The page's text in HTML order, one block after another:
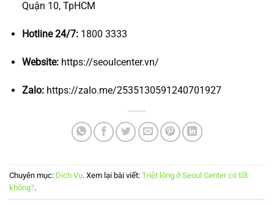
Quận 10, TpHCM
Hotline 24/7: 1800 3333
Website:https://seoulcenter.vn/
Zalo:https://zalo.me/2535130591240701927
Chuyên mục: Dịch Vụ. Xem lại bài viết: Triệt lông ở Seoul Center có tốt
không?.